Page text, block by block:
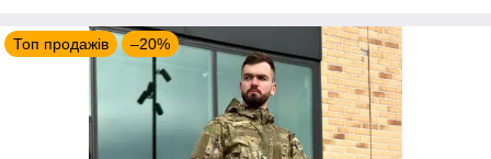
Топ продажів –20%